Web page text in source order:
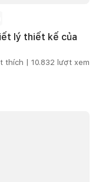
lý thiết kế của
thích | 10.832 lượt xem